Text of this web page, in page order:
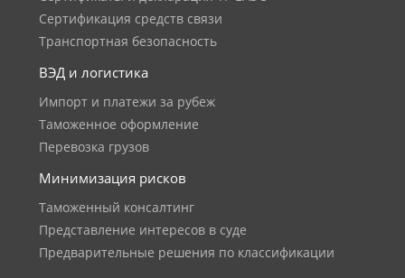
Сертификация средств связи
Транспортная безопасность
ВЭД и логистика
Импорт и платежи за рубеж
Таможенное оформление
Перевозка грузов
Минимизация рисков
Таможенный консалтинг
Представление интересов в суде
Предварительные решения по классификации